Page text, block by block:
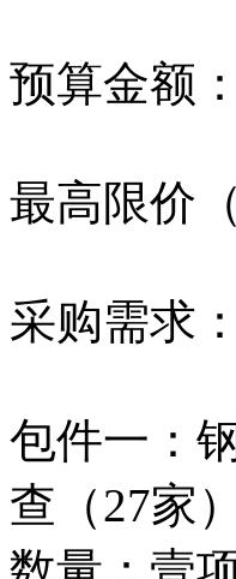
预算金额
最高限价
采购需求：
包件一：
查（27家